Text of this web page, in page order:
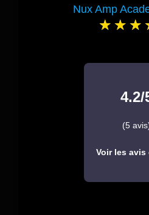
Nux Amp
4.2/
(5
Voir les avis